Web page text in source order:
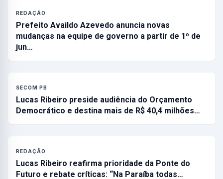
REDAÇÃO
Prefeito Availdo Azevedo anuncia novas
mudanças na equipe de governo a partir de 1º de
jun…
SECOM PB
Lucas Ribeiro preside audiência do Orçamento
Democrático e destina mais de R$ 40,4 milhões…
REDAÇÃO
Lucas Ribeiro reafirma prioridade da Ponte do
Futuro e rebate críticas: “Na Paraíba todas…